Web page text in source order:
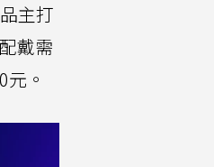
主打
戴需
。